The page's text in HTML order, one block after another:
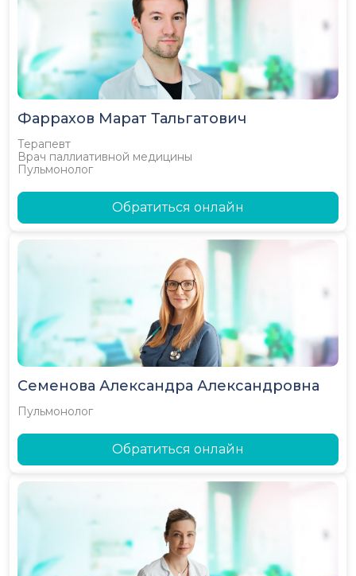
Фаррахов Марат Тальгатович
Терапевт
Врач паллиативной медицины
Пульмонолог
Обратиться онлайн
Семенова Александра Александровна
Пульмонолог
Обратиться онлайн